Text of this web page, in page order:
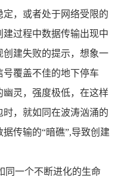
定，或者处于网络受限的
过程中数据传输出现中
创建失败的提示，想象一
覆盖不佳的地下停车
灵，强度极低，在这样
，就如同在波涛汹涌的
传输的“暗礁”,导致创建
同一个不断进化的生命